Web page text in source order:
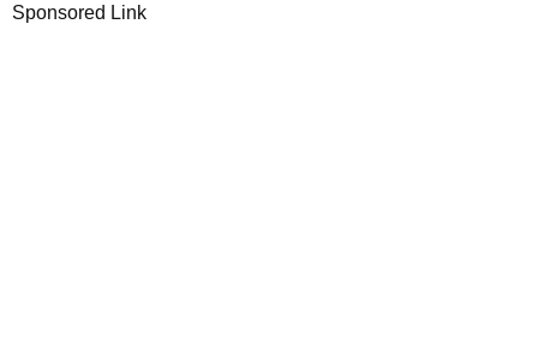
Sponsored Link